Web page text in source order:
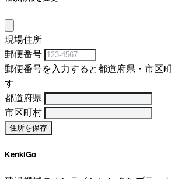
現場住所
郵便番号
郵便番号を入力すると都道府県・市区
す
都道府県
市区町村
KenkiGo